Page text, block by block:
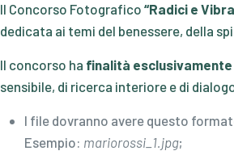
Il Concorso Fotografico “Radici e
dedicata ai temi del benessere, della
Il concorso ha finalità
sensibile, di ricerca interiore e di
I file dovranno avere questo
Esempio: mariorossi_1.jpg;